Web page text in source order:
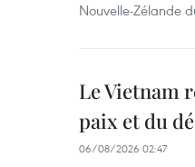
Nouvelle-Zélande
Le Vietnam
paix et du
06/08/2026 02:47